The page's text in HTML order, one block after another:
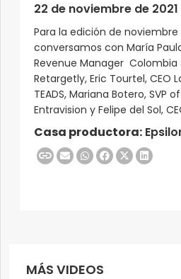
22 de noviembre de 2021
Para la edición de noviembre
conversamos con María
Revenue Manager
Retargetly, Eric Tourtel, CEO
TEADS, Mariana Botero, SVP
Entravision y Felipe del Sol,
Casa productora:
MÁS VIDEOS